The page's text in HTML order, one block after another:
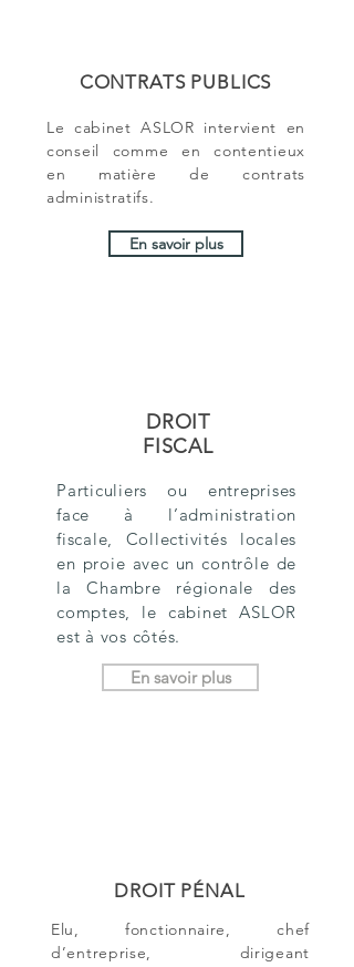
CONTRATS PUBLICS
Le cabinet ASLOR intervient en
conseil comme en contentieux
en matière de contrats
administratifs.
En savoir plus
DROIT
FISCAL
Particuliers ou entreprises
face à l’administration
fiscale, Collectivités locales
en proie avec un contrôle de
la Chambre régionale des
comptes, le cabinet ASLOR
est à vos côtés.
En savoir plus
DROIT PÉNAL
Elu, fonctionnaire, chef
d’entreprise, dirigeant